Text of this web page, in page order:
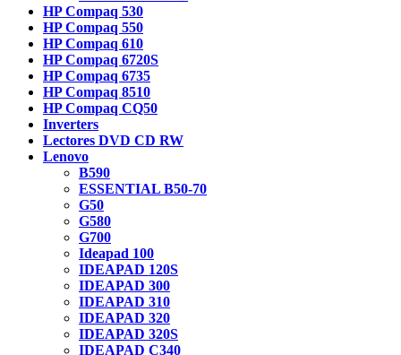
HP Compaq 530
HP Compaq 550
HP Compaq 610
HP Compaq 6720S
HP Compaq 6735
HP Compaq 8510
HP Compaq CQ50
Inverters
Lectores DVD CD RW
Lenovo
B590
ESSENTIAL B50-70
G50
G580
G700
Ideapad 100
IDEAPAD 120S
IDEAPAD 300
IDEAPAD 310
IDEAPAD 320
IDEAPAD 320S
IDEAPAD C340